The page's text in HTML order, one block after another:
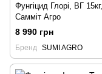
Фунгіцид Глорі, ВГ 15кг,
Самміт Агро
8 990 грн
Бренд SUMI AGRO